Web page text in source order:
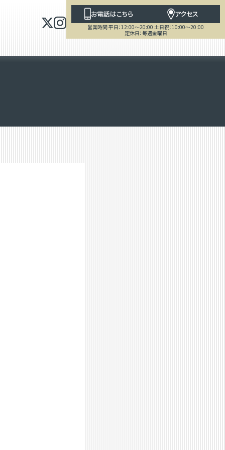
お電話はこちら アクセス
営業時間 平日：12:00～20:00 土日祝：10:00～20:00
定休日：毎週金曜日